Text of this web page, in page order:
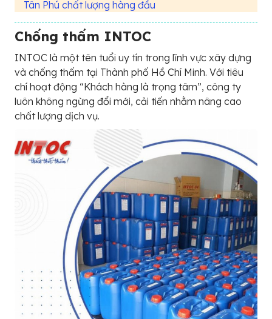
Tân Phú chất lượng hàng đầu
Chống thấm INTOC
INTOC là một tên tuổi uy tín trong lĩnh vực xây dựng
và chống thấm tại Thành phố Hồ Chí Minh. Với tiêu
chí hoạt động “Khách hàng là trọng tâm”, công ty
luôn không ngừng đổi mới, cải tiến nhằm nâng cao
chất lượng dịch vụ.